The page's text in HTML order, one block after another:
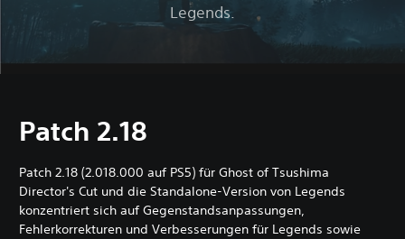
Legends.
Patch 2.18
Patch 2.18 (2.018.000 auf PS5) für Ghost of Tsushima
Director's Cut und die Standalone-Version von Legends
konzentriert sich auf Gegenstandsanpassungen,
Fehlerkorrekturen und Verbesserungen für Legends sowie